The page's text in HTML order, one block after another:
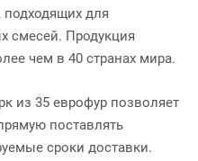
для
смесей. Продукция
чем в 40 странах мира.
из 35 еврофур позволяет
поставлять
сроки доставки.